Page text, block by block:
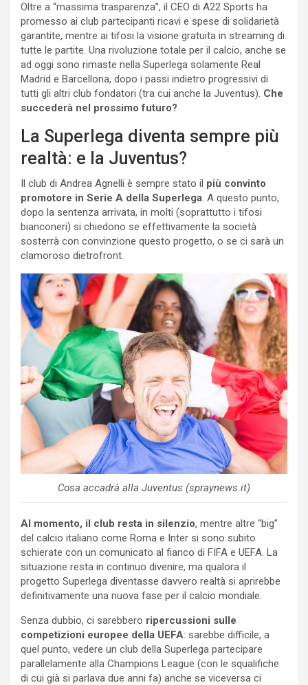
Oltre a “massima trasparenza”, il CEO di A22 Sports ha
promesso ai club partecipanti ricavi e spese di solidarietà
garantite, mentre ai tifosi la visione gratuita in streaming di
tutte le partite. Una rivoluzione totale per il calcio, anche se
ad oggi sono rimaste nella Superlega solamente Real
Madrid e Barcellona, dopo i passi indietro progressivi di
tutti gli altri club fondatori (tra cui anche la Juventus). Che
succederà nel prossimo futuro?
La Superlega diventa sempre più
realtà: e la Juventus?
Il club di Andrea Agnelli è sempre stato il più convinto
promotore in Serie A della Superlega. A questo punto,
dopo la sentenza arrivata, in molti (soprattutto i tifosi
bianconeri) si chiedono se effettivamente la società
sosterrà con convinzione questo progetto, o se ci sarà un
clamoroso dietrofront.
Cosa accadrà alla Juventus (spraynews.it)
Al momento, il club resta in silenzio, mentre altre “big”
del calcio italiano come Roma e Inter si sono subito
schierate con un comunicato al fianco di FIFA e UEFA. La
situazione resta in continuo divenire, ma qualora il
progetto Superlega diventasse davvero realtà si aprirebbe
definitivamente una nuova fase per il calcio mondiale.
Senza dubbio, ci sarebbero ripercussioni sulle
competizioni europee della UEFA: sarebbe difficile, a
quel punto, vedere un club della Superlega partecipare
parallelamente alla Champions League (con le squalifiche
di cui già si parlava due anni fa) anche se viceversa ci